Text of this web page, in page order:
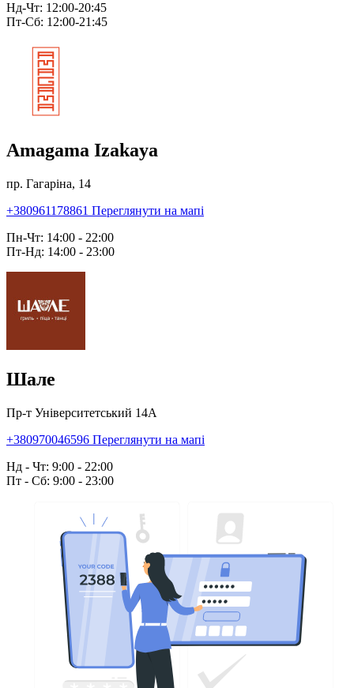
Нд-Чт: 12:00-20:45
Пт-Сб: 12:00-21:45
Amagama Izakaya
пр. Гагаріна, 14
+380961178861 Переглянути на мапі
Пн-Чт: 14:00 - 22:00
Пт-Нд: 14:00 - 23:00
Шале
Пр-т Університетський 14А
+380970046596 Переглянути на мапі
Нд - Чт: 9:00 - 22:00
Пт - Сб: 9:00 - 23:00